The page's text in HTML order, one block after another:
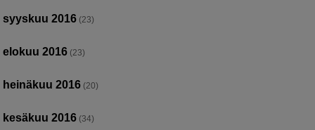
syyskuu 2016 (23)
elokuu 2016 (23)
heinäkuu 2016 (20)
kesäkuu 2016 (34)